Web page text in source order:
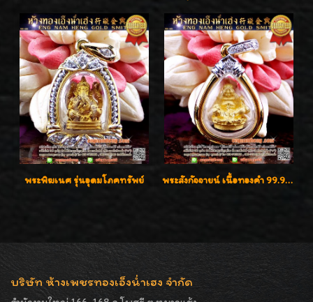
พระพิฆเนศ รุ่นอุดมโภคทรัพย์ พระสังกัจจายน์ เนื้อทองคำ 99.99%
บริษัท ห้างเพชรทองเอ็งน่ำเฮง จำกัด